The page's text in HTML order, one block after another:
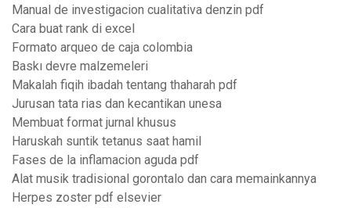
Manual de investigacion cualitativa denzin pdf
Cara buat rank di excel
Formato arqueo de caja colombia
Baskı devre malzemeleri
Makalah fiqih ibadah tentang thaharah pdf
Jurusan tata rias dan kecantikan unesa
Membuat format jurnal khusus
Haruskah suntik tetanus saat hamil
Fases de la inflamacion aguda pdf
Alat musik tradisional gorontalo dan cara memainkannya
Herpes zoster pdf elsevier